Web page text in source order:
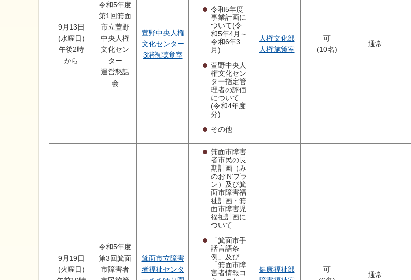
9月13日
(水曜日)
午後2時
から
令和5年度
第1回箕面
市立萱野
中央人権
文化セン
ター
運営懇話
会
萱野中央人権
文化センター
3階視聴覚室
令和5年度
事業計画に
ついて(令
和5年4月～
令和6年3
月)
萱野中央人
権文化セン
ター指定管
理者の評価
について
(令和4年度
分)
その他
人権文化部
人権施策室
可
(10名)
通常
9月19日
(火曜日)
令和5年度
第3回箕面
市障害者
箕面市立障害
者福祉センタ
箕面市障害
者市民の長
期計画（み
のお‘N’プラ
ン）及び箕
面市障害福
祉計画・箕
面市障害児
福祉計画に
ついて
「箕面市手
話言語条
例」及び
「箕面市障
害者情報コ
健康福祉部
可
通常